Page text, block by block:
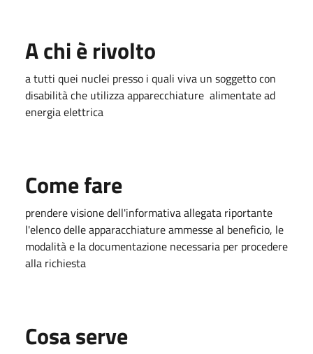
A chi è rivolto
a tutti quei nuclei presso i quali viva un soggetto con
disabilità che utilizza apparecchiature alimentate ad
energia elettrica
Come fare
prendere visione dell'informativa allegata riportante
l'elenco delle apparacchiature ammesse al beneficio, le
modalità e la documentazione necessaria per procedere
alla richiesta
Cosa serve